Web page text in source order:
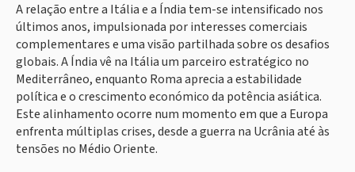
A relação entre a Itália e a Índia tem-se intensificado nos
últimos anos, impulsionada por interesses comerciais
complementares e uma visão partilhada sobre os desafios
globais. A Índia vê na Itália um parceiro estratégico no
Mediterrâneo, enquanto Roma aprecia a estabilidade
política e o crescimento económico da potência asiática.
Este alinhamento ocorre num momento em que a Europa
enfrenta múltiplas crises, desde a guerra na Ucrânia até às
tensões no Médio Oriente.